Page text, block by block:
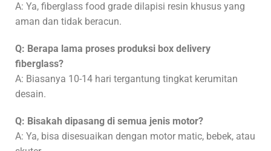
A: Ya, fiberglass food grade dilapisi resin khusus yang
aman dan tidak beracun.
Q: Berapa lama proses produksi box delivery
fiberglass?
A: Biasanya 10-14 hari tergantung tingkat kerumitan
desain.
Q: Bisakah dipasang di semua jenis motor?
A: Ya, bisa disesuaikan dengan motor matic, bebek, atau